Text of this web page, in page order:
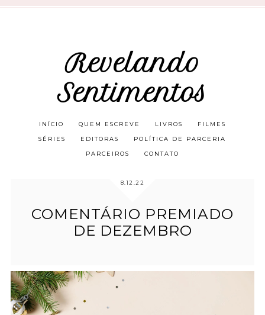
Revelando
Sentimentos
INÍCIO QUEM ESCREVE LIVROS FILMES
SÉRIES EDITORAS POLÍTICA DE PARCERIA
PARCEIROS CONTATO
8.12.22
COMENTÁRIO PREMIADO
DE DEZEMBRO